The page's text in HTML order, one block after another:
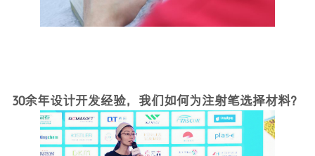
30余年设计开发经验，我们如何为注射笔选择材料？